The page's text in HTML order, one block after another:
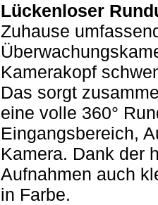
Lückenloser
Zuhause
Kamerakopf
Das sorgt
eine volle 360°
Eingangsbereich,
Kamera. Dank der
Aufnahmen auch
in Farbe.